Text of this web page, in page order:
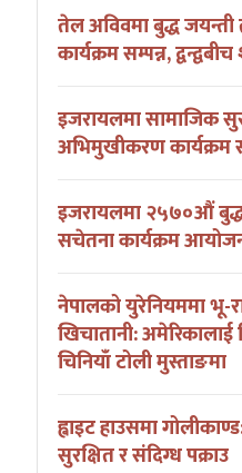
तेल अविवमा बुद्ध
कार्यक्रम सम्पन्न,
इजरायलमा सामाजिक
अभिमुखीकरण कार्यक्रम
इजरायलमा २५७०औं
सचेतना कार्यक्रम
नेपालको युरेनियममा भू-
खिचातानी:
चिनियाँ टोली मुस्ताङमा
ह्वाइट हाउसमा
सुरक्षित र संदिग्ध पक्राउ